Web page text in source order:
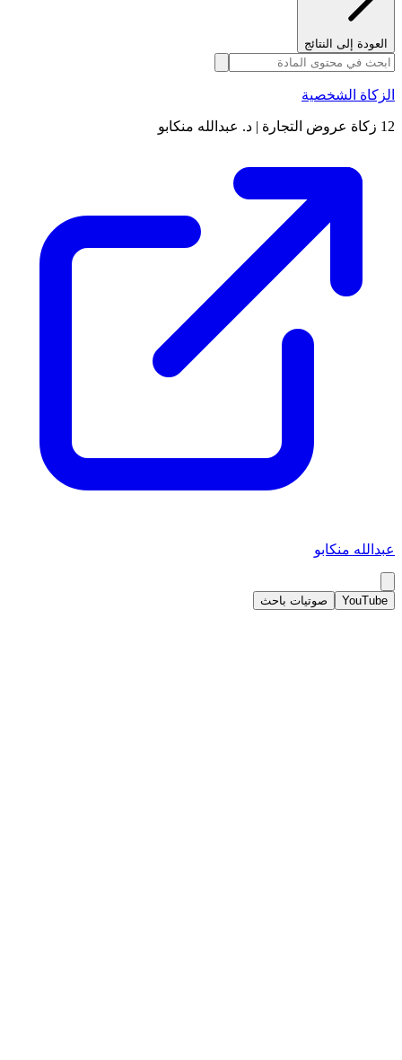
العودة إلى النتائج
الزكاة الشخصية
12 زكاة عروض التجارة | د. عبدالله منكابو
عبدالله منكابو
YouTube صوتيات باحث